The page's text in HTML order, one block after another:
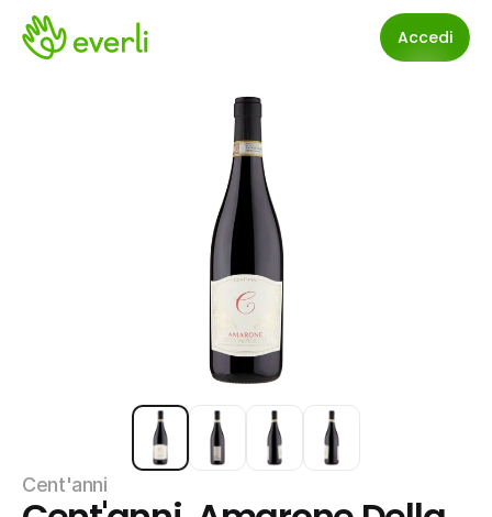
Accedi
Cent'anni